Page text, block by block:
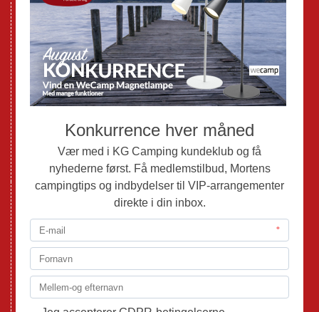
Nye Campingvogne
Nye Autocampere og Vans
Brugte Campingvogne
Brugte Autocampere og Vans
Webshop
Mortens Campingtips
KG Camping Kundeklub
Nyheder
Adria
Adria Autocampere
Eriba
Fendt
Hobby